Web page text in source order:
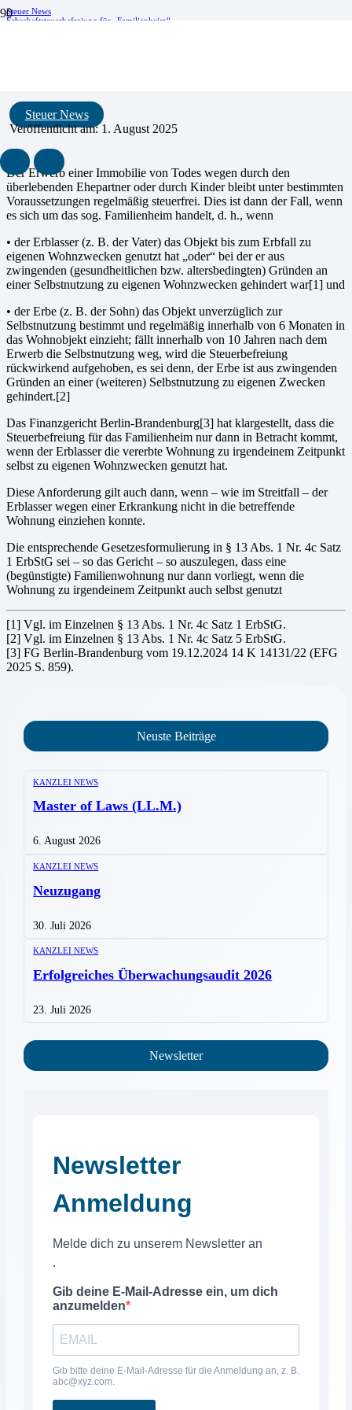
Steuer News
Erbschaftsteuerbefreiung für „Familienheim“
Steuer News
Veröffentlicht am:1. August 2025
Der Erwerb einer Immobilie von Todes wegen durch den
überlebenden Ehepartner oder durch Kinder bleibt unter bestimmten
Voraussetzungen regelmäßig steuerfrei. Dies ist dann der Fall, wenn
es sich um das sog. Familienheim handelt, d. h., wenn
• der Erblasser (z. B. der Vater) das Objekt bis zum Erbfall zu
eigenen Wohnzwecken genutzt hat „oder“ bei der er aus
zwingenden (gesundheitlichen bzw. altersbedingten) Gründen an
einer Selbstnutzung zu eigenen Wohnzwecken gehindert war[1] und
• der Erbe (z. B. der Sohn) das Objekt unverzüglich zur
Selbstnutzung bestimmt und regelmäßig innerhalb von 6 Monaten in
das Wohnobjekt einzieht; fällt innerhalb von 10 Jahren nach dem
Erwerb die Selbstnut­zung weg, wird die Steuerbefreiung
rückwirkend aufgehoben, es sei denn, der Erbe ist aus zwingenden
Gründen an einer (weiteren) Selbstnutzung zu eigenen Zwecken
gehindert.[2]
Das Finanzgericht Berlin-Brandenburg[3] hat klargestellt, dass die
Steuerbefreiung für das Familienheim nur dann in Betracht kommt,
wenn der Erblasser die vererbte Wohnung zu irgendeinem Zeitpunkt
selbst zu eigenen Wohnzwecken genutzt hat.
Diese Anforderung gilt auch dann, wenn – wie im Streitfall – der
Erblasser wegen einer Erkrankung nicht in die betreffende
Wohnung einziehen konnte.
Die entsprechende Gesetzesformulierung in § 13 Abs. 1 Nr. 4c Satz
1 ErbStG sei – so das Gericht – so auszu­legen, dass eine
(begünstigte) Familienwohnung nur dann vorliegt, wenn die
Wohnung zu irgendeinem Zeit­punkt auch selbst genutzt
[1] Vgl. im Einzelnen § 13 Abs. 1 Nr. 4c Satz 1 ErbStG.
[2] Vgl. im Einzelnen § 13 Abs. 1 Nr. 4c Satz 5 ErbStG.
[3] FG Berlin-Brandenburg vom 19.12.2024 14 K 14131/22 (EFG
2025 S. 859).
Neuste Beiträge
KANZLEI NEWS
Master of Laws (LL.M.)
6. August 2026
KANZLEI NEWS
Neuzugang
30. Juli 2026
KANZLEI NEWS
Erfolgreiches Überwachungsaudit 2026
23. Juli 2026
Newsletter
Newsletter
Anmeldung
Melde dich zu unserem Newsletter an
.
Gib deine E-Mail-Adresse ein, um dich
anzumelden
Gib bitte deine E-Mail-Adresse für die Anmeldung an, z. B.
abc@xyz.com.